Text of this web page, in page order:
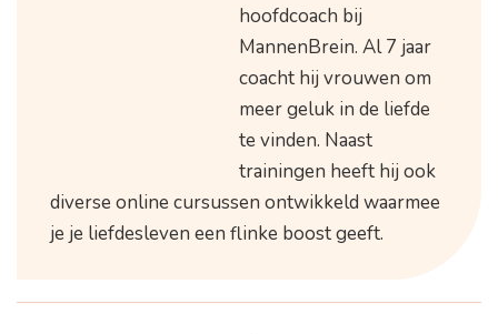
hoofdcoach bij
MannenBrein. Al 7 jaar
coacht hij vrouwen om
meer geluk in de liefde
te vinden. Naast
trainingen heeft hij ook
diverse online cursussen ontwikkeld waarmee
je je liefdesleven een flinke boost geeft.